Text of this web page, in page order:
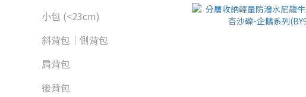
小包 (<23cm)
斜背包｜側背包
肩背包
後背包